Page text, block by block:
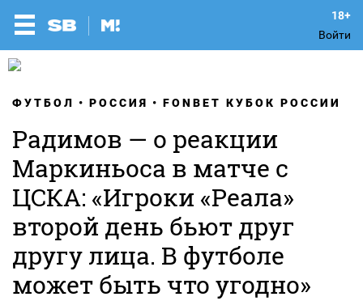
Войти
ФУТБОЛ РОССИЯ FONBET КУБОК РОССИИ
Радимов — о реакции
Маркиньоса в матче с
ЦСКА: «Игроки «Реала»
второй день бьют друг
другу лица. В футболе
может быть что угодно»